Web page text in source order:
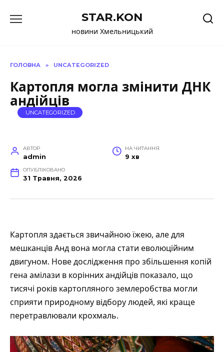
до
STAR.KON
новини Хмельницький
ГОЛОВНА » UNCATEGORIZED
Картопля могла змінити ДНК
андійців
UNCATEGORIZED
АВТОР
admin
НА ЧИТАННЯ
9 хв
ОПУБЛІКОВАНО
31 Травня, 2026
Картопля здається звичайною їжею, але для
мешканців Анд вона могла стати еволюційним
двигуном. Нове дослідження про збільшення копій
гена амілази в корінних андійців показало, що
тисячі років картопляного землеробства могли
сприяти природному відбору людей, які краще
перетравлювали крохмаль.